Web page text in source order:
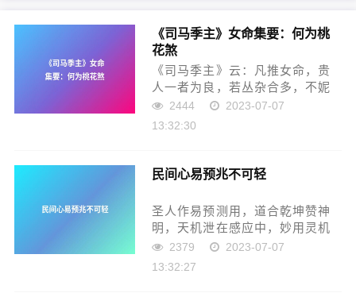
《司马季主》女命集要：何为桃
花煞
《司马季主》云：凡推女命，贵
人一者为良，若丛杂合多，不妮
即妓。沈芝云：桃花又带双鸳
合，冗杂贵人真妓才。桃花者，
煞，乃巳酉丑生人，见牛之例，
2444
2023-07-07
13:32:30
民间心易预兆不可轻
圣人作易预测用，道合乾坤赞神
明，天机泄在感应中，妙用灵机
识变通。观君出门去谋望，路遇
出殡有吉庆，此因官财是吉征，
2379
2023-07-07
13:32:27